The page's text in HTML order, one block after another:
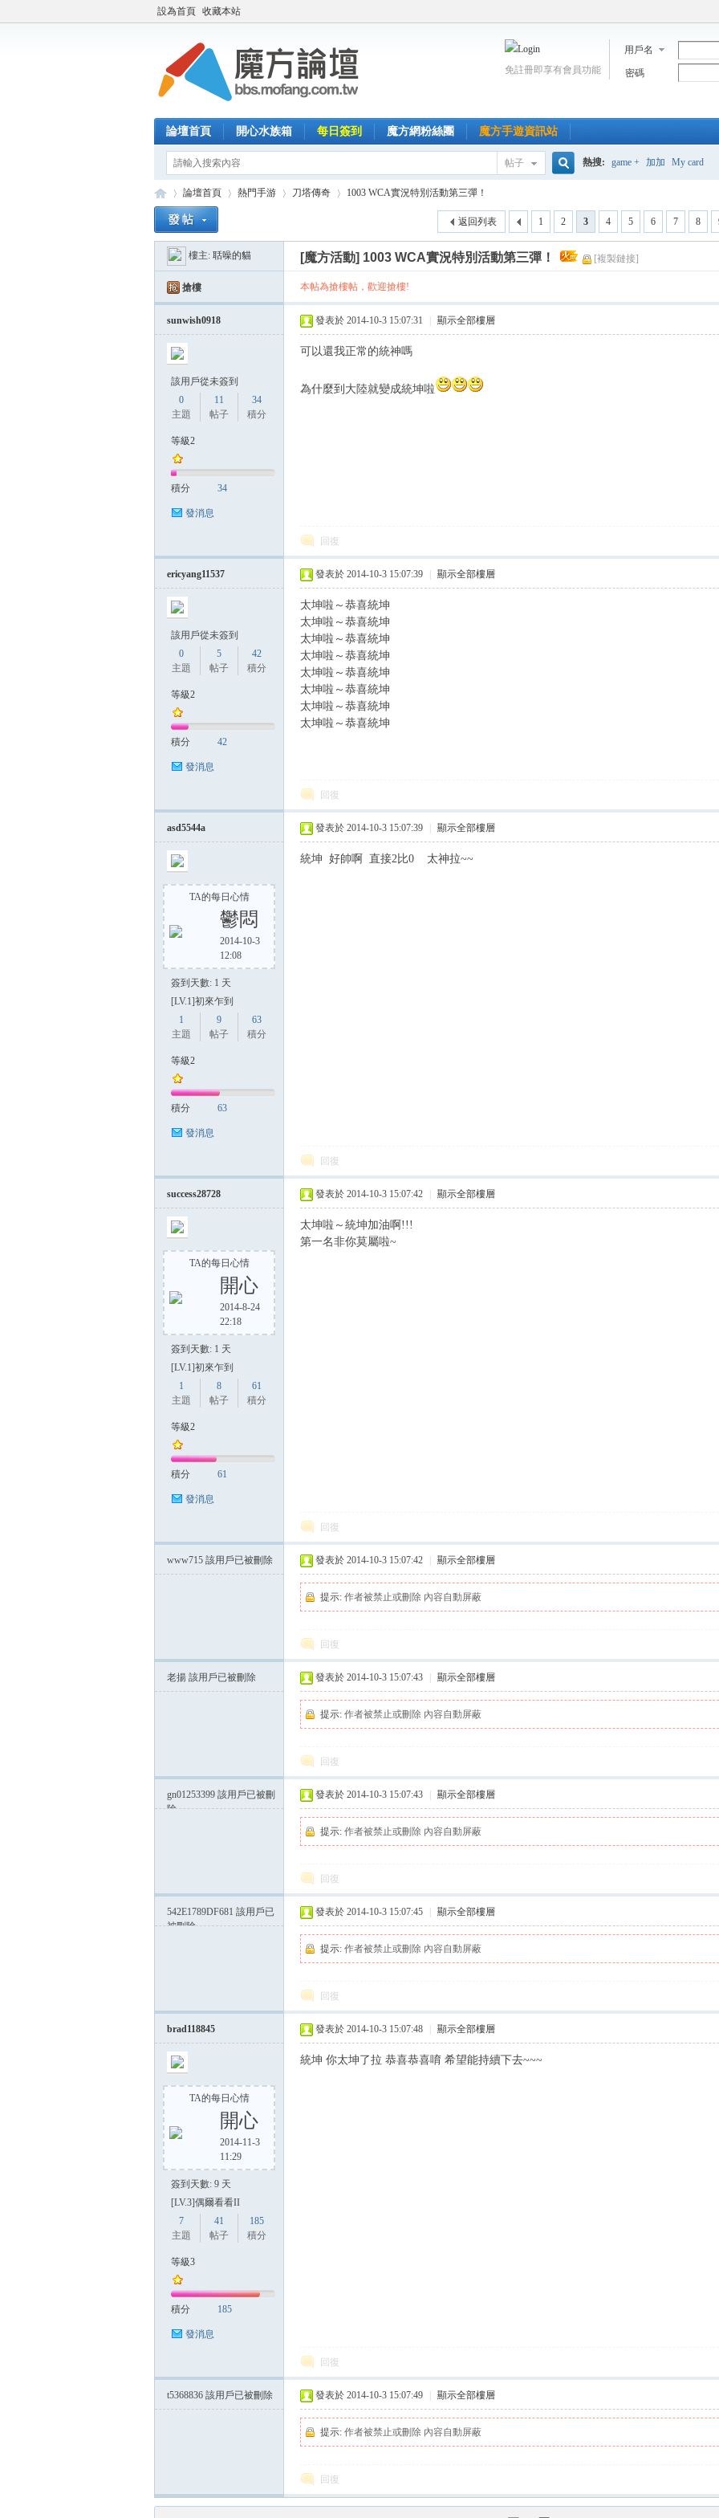
設為首頁 收藏本站
用戶名
密碼
免註冊即享有會員功能
論壇首頁 開心水族箱 每日簽到 魔方網粉絲團 魔方手遊資訊站
帖子
索
熱搜: game + 加加 My card
»
論壇首頁 熱門手游 刀塔傳奇
›
1003 WCA實況特別活動第三彈！
1 2 3 4 5 6 7 8
返回列表
樓主: 聒噪的貓 [魔方活動] 1003 WCA實況特別活動第三彈！ [複製鏈接]
搶樓 本帖為搶樓帖，歡迎搶樓!
sunwish0918
該用戶從未簽到
0
主題
11
帖子
34
積分
等級2
積分 34
發消息
發表於 2014-10-3 15:07:31 顯示全部樓層
可以還我正常的統神嗎
為什麼到大陸就變成統坤啦
回復
ericyang11537
該用戶從未簽到
0
主題
5
帖子
42
積分
等級2
積分 42
發消息
發表於 2014-10-3 15:07:39 顯示全部樓層
太坤啦～恭喜統坤
太坤啦～恭喜統坤
太坤啦～恭喜統坤
太坤啦～恭喜統坤
太坤啦～恭喜統坤
太坤啦～恭喜統坤
太坤啦～恭喜統坤
太坤啦～恭喜統坤
回復
asd5544a
TA的每日心情
鬱悶
2014-10-3
12:08
簽到天數: 1 天
[LV.1]初來乍到
1
主題
9
帖子
63
積分
等級2
積分 63
發消息
發表於 2014-10-3 15:07:39 顯示全部樓層
統坤 好帥啊 直接2比0 太神拉~~
回復
success28728
TA的每日心情
開心
2014-8-24
22:18
簽到天數: 1 天
[LV.1]初來乍到
1
主題
8
帖子
61
積分
等級2
積分 61
發消息
發表於 2014-10-3 15:07:42 顯示全部樓層
太坤啦～統坤加油啊!!!
第一名非你莫屬啦~
回復
www715 該用戶已被刪除 發表於 2014-10-3 15:07:42 顯示全部樓層
提示: 作者被禁止或刪除 內容自動屏蔽
回復
老揚 該用戶已被刪除 發表於 2014-10-3 15:07:43 顯示全部樓層
提示: 作者被禁止或刪除 內容自動屏蔽
回復
gn01253399 該用戶已被刪
除
發表於 2014-10-3 15:07:43 顯示全部樓層
提示: 作者被禁止或刪除 內容自動屏蔽
回復
542E1789DF681 該用戶已
被刪除
發表於 2014-10-3 15:07:45 顯示全部樓層
提示: 作者被禁止或刪除 內容自動屏蔽
回復
brad118845
TA的每日心情
開心
2014-11-3
11:29
簽到天數: 9 天
[LV.3]偶爾看看II
7
主題
41
帖子
185
積分
等級3
積分 185
發消息
發表於 2014-10-3 15:07:48 顯示全部樓層
統坤 你太坤了拉 恭喜恭喜唷 希望能持續下去~~~
回復
t5368836 該用戶已被刪除 發表於 2014-10-3 15:07:49 顯示全部樓層
提示: 作者被禁止或刪除 內容自動屏蔽
回復